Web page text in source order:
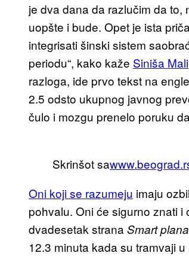
je dva dana da razlučim da
uopšte i bude. Opet je ista
integrisati šinski sistem
periodu“, kako kaže Siniša Mali
razloga, ide prvo tekst na
2.5 odsto ukupnog javnog
čulo i mozgu prenelo poruku
Skrinšot sa
Oni koji se razumeju imaju
pohvalu. Oni će sigurno znati
dvadesetak strana Smart plana
12.3 minuta kada su tramvaji